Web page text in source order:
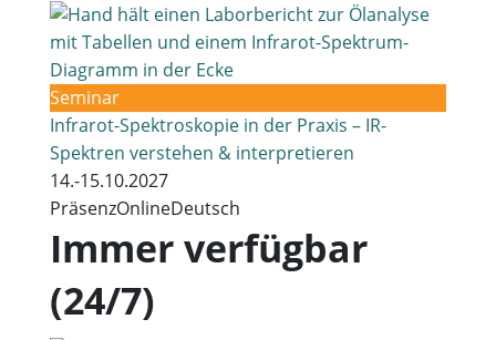
Seminar
Infrarot-Spektroskopie in der Praxis – IR-
Spektren verstehen & interpretieren
14.-15.10.2027
PräsenzOnlineDeutsch
Immer verfügbar
(24/7)